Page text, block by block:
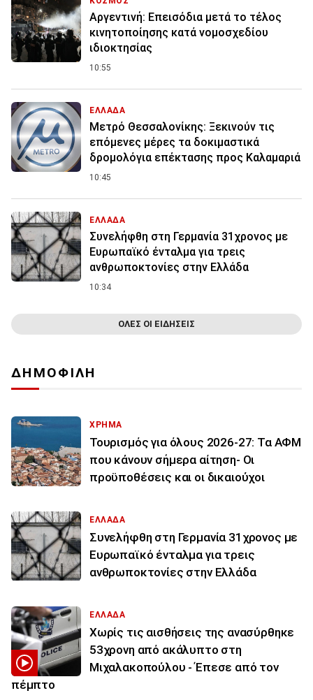
Αργεντινή: Επεισόδια μετά το τέλος
κινητοποίησης κατά νομοσχεδίου
ιδιοκτησίας
10:55
ΕΛΛΑΔΑ
Μετρό Θεσσαλονίκης: Ξεκινούν τις
επόμενες μέρες τα δοκιμαστικά
δρομολόγια επέκτασης προς Καλαμαριά
10:45
ΕΛΛΑΔΑ
Συνελήφθη στη Γερμανία 31χρονος με
Ευρωπαϊκό ένταλμα για τρεις
ανθρωποκτονίες στην Ελλάδα
10:34
ΟΛΕΣ ΟΙ ΕΙΔΗΣΕΙΣ
ΔΗΜΟΦΙΛΗ
ΧΡΗΜΑ
Τουρισμός για όλους 2026-27: Τα ΑΦΜ
που κάνουν σήμερα αίτηση- Οι
προϋποθέσεις και οι δικαιούχοι
ΕΛΛΑΔΑ
Συνελήφθη στη Γερμανία 31χρονος με
Ευρωπαϊκό ένταλμα για τρεις
ανθρωποκτονίες στην Ελλάδα
ΕΛΛΑΔΑ
Χωρίς τις αισθήσεις της ανασύρθηκε
53χρονη από ακάλυπτο στη
Μιχαλακοπούλου - Έπεσε από τον
πέμπτο